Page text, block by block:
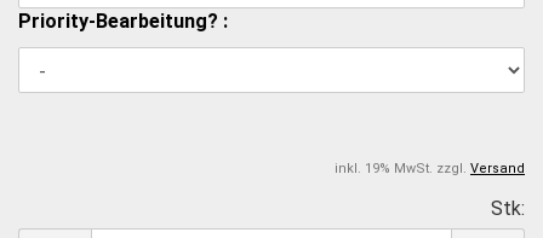
Priority-Bearbeitung? :
inkl. 19% MwSt. zzgl. Versand
Stk: